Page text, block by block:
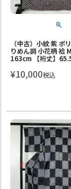
（中古）小紋 紫 ポ
りめん調 小花柄 袷
163cm 【裄丈】
¥10,000税込